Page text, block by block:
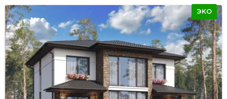
ЭКО